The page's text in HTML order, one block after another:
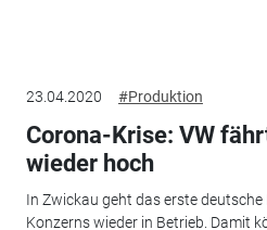
23.04.2020 #Produktion
Corona-Krise: VW
wieder hoch
In Zwickau geht das erste
Konzerns wieder in Betrieb. Damit